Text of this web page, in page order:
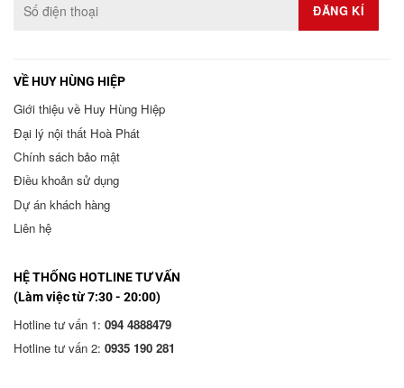
VỀ HUY HÙNG HIỆP
Giới thiệu về Huy Hùng Hiệp
Đại lý nội thất Hoà Phát
Chính sách bảo mật
Điều khoản sử dụng
Dự án khách hàng
Liên hệ
HỆ THỐNG HOTLINE TƯ VẤN
(Làm việc từ 7:30 - 20:00)
Hotline tư vấn 1: 094 4888479
Hotline tư vấn 2: 0935 190 281